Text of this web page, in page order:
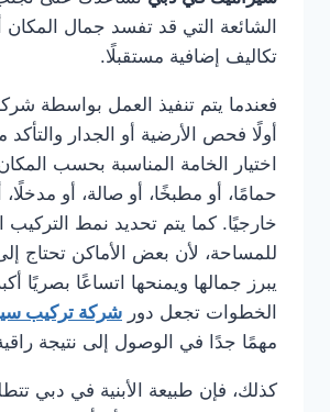
الشائعة التي قد تفسد جمال المكان
تكاليف إضافية مستقبلًا.
فعندما يتم تنفيذ العمل بواسطة
أولًا فحص الأرضية أو الجدار
اختيار الخامة المناسبة بحسب
حمامًا، أو مطبخًا، أو صالة، أو
خارجيًا. كما يتم تحديد نمط التركيب
للمساحة، لأن بعض الأماكن تحتاج
يبرز جمالها ويمنحها اتساعًا بصريًا
الخطوات تجعل دور شركة تركيب
مهمًا جدًا في الوصول إلى نتيجة
كذلك، فإن طبيعة الأبنية في دبي